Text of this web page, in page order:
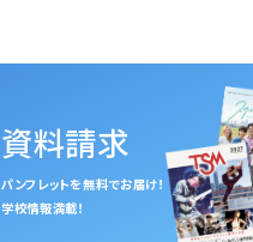
資料請求
パンフレットを無料でお届け！
学校情報満載！